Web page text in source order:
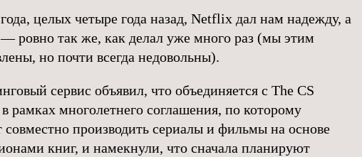
целых четыре года назад, Netflix дал нам надежду, а
ровно так же, как делал уже много раз (мы этим
но почти всегда недовольны).
сервис объявил, что объединяется с The CS
рамках многолетнего соглашения, по которому
совместно производить сериалы и фильмы на основе
книг, и намекнули, что сначала планируют